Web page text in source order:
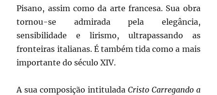
Pisano, assim como da arte francesa. Sua obra
tornou-se admirada pela elegância,
sensibilidade e lirismo, ultrapassando as
fronteiras italianas. É também tida como a mais
importante do século XIV.
A sua composição intitulada Cristo Carregando a